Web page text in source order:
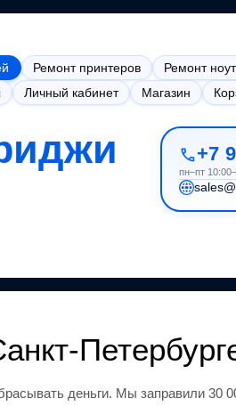
Ремонт принтеров Ремонт
Личный кабинет Магазин
+7
пн–пт
деньги. Мы заправили 30